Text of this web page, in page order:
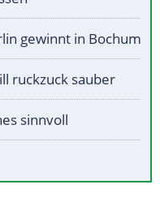
gewinnt in Bochum
ruckzuck sauber
sinnvoll